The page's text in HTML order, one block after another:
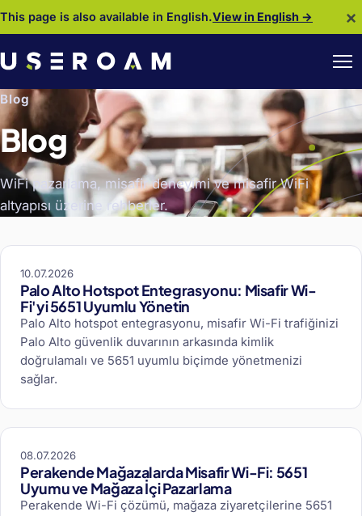
This page is also available in English.View in English → ×
Blog
Blog
WiFi pazarlama, misafir deneyimi ve misafir WiFi
altyapısı üzerine rehberler.
10.07.2026
Palo Alto Hotspot Entegrasyonu: Misafir Wi-
Fi'yi 5651 Uyumlu Yönetin
Palo Alto hotspot entegrasyonu, misafir Wi-Fi trafiğinizi
Palo Alto güvenlik duvarının arkasında kimlik
doğrulamalı ve 5651 uyumlu biçimde yönetmenizi
sağlar.
08.07.2026
Perakende Mağazalarda Misafir Wi-Fi: 5651
Uyumu ve Mağaza İçi Pazarlama
Perakende Wi-Fi çözümü, mağaza ziyaretçilerine 5651